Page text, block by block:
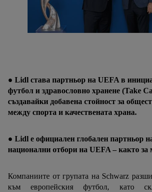
● Lidl става партньор на UEFA в
футбол и здравословно хранене (Take
създавайки добавена стойност за
между спорта и качествената храна.
● Lidl е официален глобален партньор
национални отбори на UEFA – както
Компаниите от групата на Schwarz
към европейския футбол, като